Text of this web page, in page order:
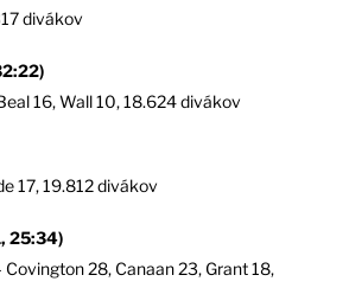
divákov
16, Wall 10, 18.624 divákov
17, 19.812 divákov
25:34)
28, Canaan 23, Grant 18,